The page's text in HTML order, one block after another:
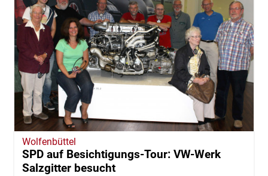
Wolfenbüttel
SPD auf Besichtigungs-Tour: VW-Werk
Salzgitter besucht